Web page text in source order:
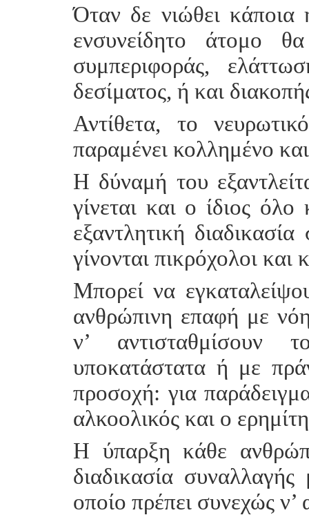
Όταν δε νιώθει κάποια
ενσυνείδητο άτομο
συμπεριφοράς,
δεσίματος, ή και
Αντίθετα, το
παραμένει κολλημένο
Η δύναμή του
γίνεται και ο ίδιος
εξαντλητική
γίνονται πικρόχολοι και
Μπορεί να
ανθρώπινη επαφή με
ν’
υποκατάστατα ή με
προσοχή: για
αλκοολικός και ο
Η ύπαρξη κάθε
διαδικασία
οποίο πρέπει συνεχώς